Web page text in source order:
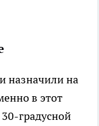
назначили на
в этот
градусной